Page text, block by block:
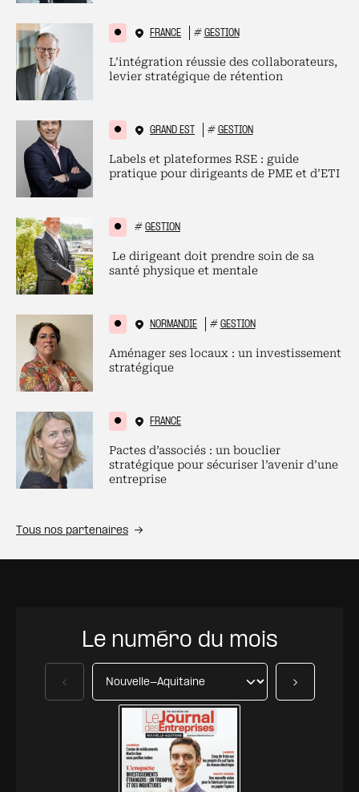
FRANCE # GESTION
L’intégration réussie des collaborateurs,
levier stratégique de rétention
GRAND EST # GESTION
Labels et plateformes RSE : guide
pratique pour dirigeants de PME et d’ETI
# GESTION
Le dirigeant doit prendre soin de sa
santé physique et mentale
NORMANDIE # GESTION
Aménager ses locaux : un investissement
stratégique
FRANCE
Pactes d’associés : un bouclier
stratégique pour sécuriser l’avenir d’une
entreprise
Tous nos partenaires
Le numéro du mois
Précédent Suivant